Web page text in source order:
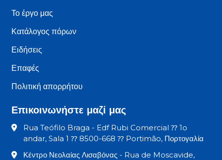
Το έργο μας
Κατάλογος πόρων
Ειδήσεις
Επαφές
Πολιτική απορρήτου
Επικοινωνήστε μαζί μας
Rua Teófilo Braga - Edf Rubi Comercial ⁇ 1o
andar, Sala 1 ⁇ 8500-668 ⁇ Portimão, Πορτογαλία
Κέντρο Νεολαίας Λισαβόνας - Rua de Moscavide,